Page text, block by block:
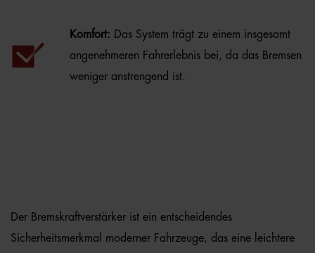
Komfort: Das System trägt zu einem insgesamt
angenehmeren Fahrerlebnis bei, da das Bremsen
weniger anstrengend ist.
Der Bremskraftverstärker ist ein entscheidendes
Sicherheitsmerkmal moderner Fahrzeuge, das eine leichtere